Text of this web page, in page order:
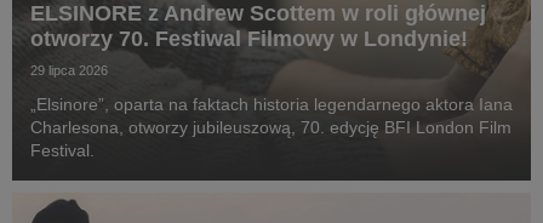
ELSINORE z Andrew Scottem w roli głównej
otworzy 70. Festiwal Filmowy w Londynie!
29 lipca 2026
„Elsinore”, oparta na faktach historia legendarnego aktora Iana
Charlesona, otworzy jubileuszową, 70. edycję BFI London Film
Festival.